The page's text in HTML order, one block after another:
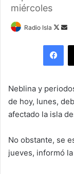
miércoles
Radio Isla
Neblina y
de hoy, lunes,
afectado la isla
No obstante, se
jueves, informó